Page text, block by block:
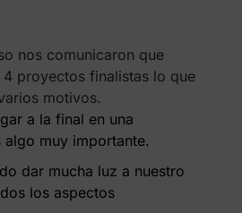
nos comunicaron que
proyectos finalistas lo que
motivos.
a la final en una
algo muy importante.
dar mucha luz a nuestro
los aspectos